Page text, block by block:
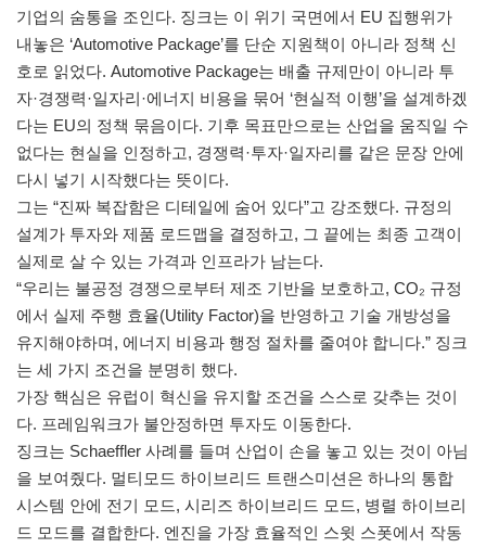
기업의 숨통을 조인다. 징크는 이 위기 국면에서 EU 집행위가
내놓은 ‘Automotive Package’를 단순 지원책이 아니라 정책 신
호로 읽었다. Automotive Package는 배출 규제만이 아니라 투
자·경쟁력·일자리·에너지 비용을 묶어 ‘현실적 이행’을 설계하겠
다는 EU의 정책 묶음이다. 기후 목표만으로는 산업을 움직일 수
없다는 현실을 인정하고, 경쟁력·투자·일자리를 같은 문장 안에
다시 넣기 시작했다는 뜻이다.
그는 “진짜 복잡함은 디테일에 숨어 있다”고 강조했다. 규정의
설계가 투자와 제품 로드맵을 결정하고, 그 끝에는 최종 고객이
실제로 살 수 있는 가격과 인프라가 남는다.
“우리는 불공정 경쟁으로부터 제조 기반을 보호하고, CO₂ 규정
에서 실제 주행 효율(Utility Factor)을 반영하고 기술 개방성을
유지해야하며, 에너지 비용과 행정 절차를 줄여야 합니다.” 징크
는 세 가지 조건을 분명히 했다.
가장 핵심은 유럽이 혁신을 유지할 조건을 스스로 갖추는 것이
다. 프레임워크가 불안정하면 투자도 이동한다.
징크는 Schaeffler 사례를 들며 산업이 손을 놓고 있는 것이 아님
을 보여줬다. 멀티모드 하이브리드 트랜스미션은 하나의 통합
시스템 안에 전기 모드, 시리즈 하이브리드 모드, 병렬 하이브리
드 모드를 결합한다. 엔진을 가장 효율적인 스윗 스폿에서 작동